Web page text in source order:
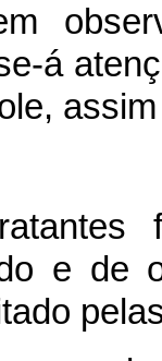
á
e de